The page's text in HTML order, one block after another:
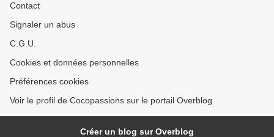
Contact
Signaler un abus
C.G.U.
Cookies et données personnelles
Préférences cookies
Voir le profil de Cocopassions sur le portail Overblog
Créer un blog sur Overblog